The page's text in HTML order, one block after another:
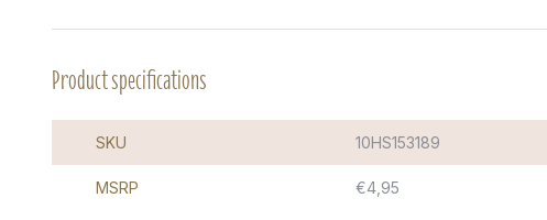
Product specifications
SKU 10HS153189
MSRP €4,95